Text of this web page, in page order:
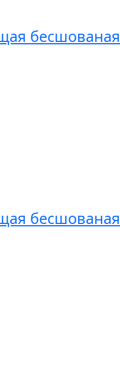
бесшованая
бесшованая